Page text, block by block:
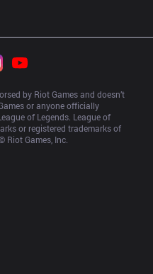
by Riot Games and doesn’t
or anyone officially
of Legends. League of
or registered trademarks of
Riot Games, Inc.